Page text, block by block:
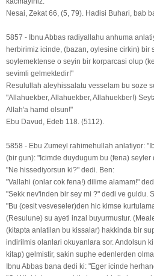
Nesai, Zekat 66, (5, 79). Hadisi Buhari, bab
5857 - Ibnu Abbas radiyallahu anhuma
herbirimiz icinde, (bazan, oylesine cirkin) bir
soylemektense o seyin bir korparcasi olup
sevimli gelmektedir!"
Resulullah aleyhissalatu vesselam bu soze
"Allahuekber, Allahuekber, Allahuekber!)
Allah'a hamd olsun!"
Ebu Davud, Edeb 118. (5112).
5858 - Ebu Zumeyl rahimehullah anlatiyor:
(bir gun): "Icimde duydugum bu (fena)
"Ne hissediyorsun ki?" dedi. Ben:
"Vallahi (onlar cok fena!) dilime alamam!"
"Sekk nev'inden bir sey mi ?" dedi ve guldu.
"Bu (cesit vesveseler)den hic kimse
(Resulune) su ayeti inzal buyurmustur.
(kitapta anlatilan bu kissalar) hakkinda bir
indirilmis olanlari okuyanlara sor. Andolsun
kitap) gelmistir, sakin suphe edenlerden
Ibnu Abbas bana dedi ki: "Eger icinde